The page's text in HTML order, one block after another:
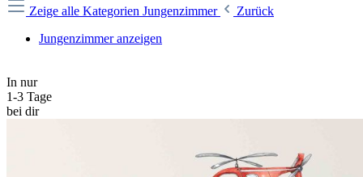
Zeige alle Kategorien Jungenzimmer
Zurück
Jungenzimmer anzeigen
In nur
1-3 Tage
bei dir